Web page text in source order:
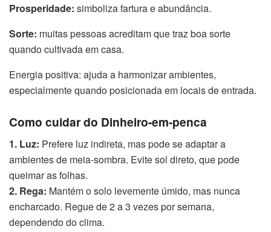
Prosperidade: simboliza fartura e abundância.
Sorte: muitas pessoas acreditam que traz boa sorte
quando cultivada em casa.
Energia positiva: ajuda a harmonizar ambientes,
especialmente quando posicionada em locais de entrada.
Como cuidar do Dinheiro-em-penca
1. Luz: Prefere luz indireta, mas pode se adaptar a
ambientes de meia-sombra. Evite sol direto, que pode
queimar as folhas.
2. Rega: Mantém o solo levemente úmido, mas nunca
encharcado. Regue de 2 a 3 vezes por semana,
dependendo do clima.